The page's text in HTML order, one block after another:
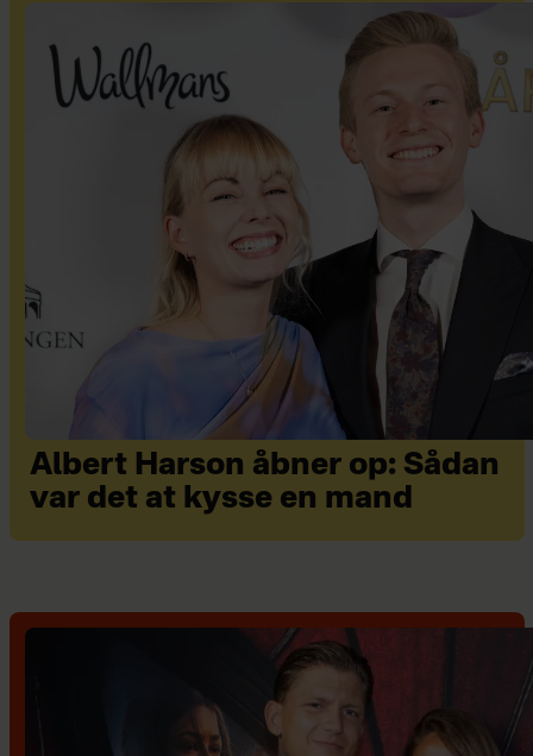
Albert Harson åbner op: Sådan
var det at kysse en mand